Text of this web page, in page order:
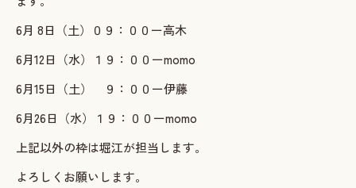
6月 8日（土）０９：００ー高木
6月12日（水）１９：００ーmomo
6月15日（土） ９：００ー伊藤
6月26日（水）１９：００ーmomo
上記以外の枠は堀江が担当します。
よろしくお願いします。